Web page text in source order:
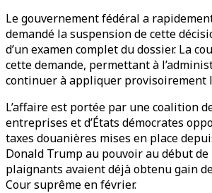
Le gouvernement fédéral a
demandé la suspension de cette
d’un examen complet du dossier. La
cette demande, permettant à
continuer à appliquer provisoirement
L’affaire est portée par une coalition
entreprises et d’États démocrates
taxes douanières mises en place
Donald Trump au pouvoir au début de
plaignants avaient déjà obtenu gain
Cour suprême en février.